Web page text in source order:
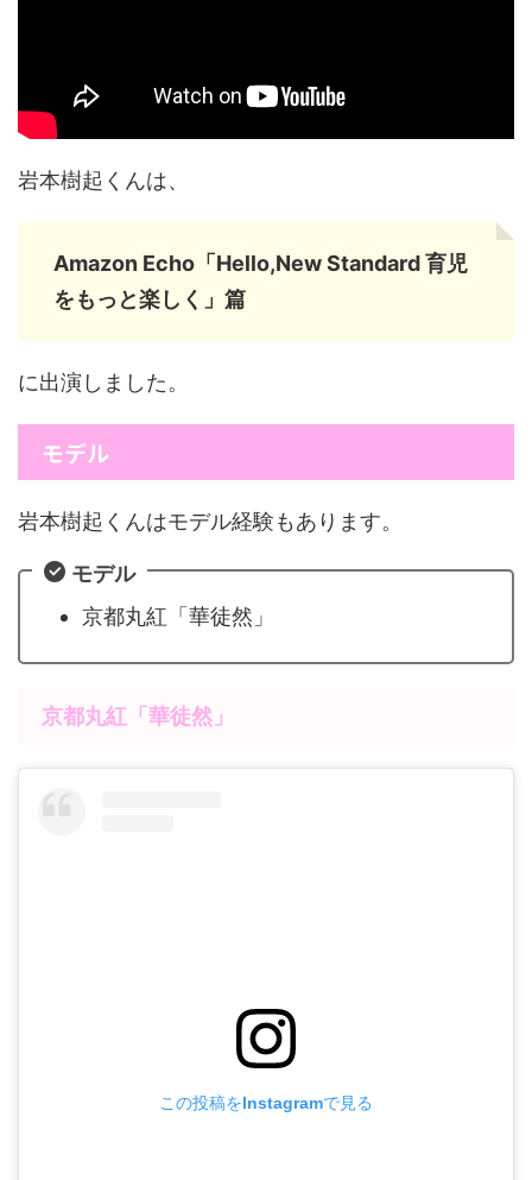
岩本樹起くんは、
Amazon Echo「Hello,New Standard 育児
をもっと楽しく」篇
に出演しました。
モデル
岩本樹起くんはモデル経験もあります。
モデル
京都丸紅「華徒然」
京都丸紅「華徒然」
この投稿をInstagramで見る